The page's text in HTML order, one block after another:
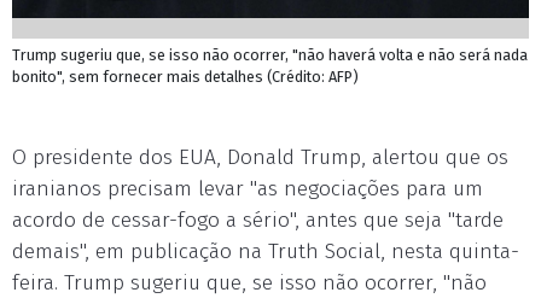
Trump sugeriu que, se isso não ocorrer, "não haverá volta e não será nada
bonito", sem fornecer mais detalhes (Crédito: AFP)
O presidente dos EUA, Donald Trump, alertou que os
iranianos precisam levar "as negociações para um
acordo de cessar-fogo a sério", antes que seja "tarde
demais", em publicação na Truth Social, nesta quinta-
feira. Trump sugeriu que, se isso não ocorrer, "não